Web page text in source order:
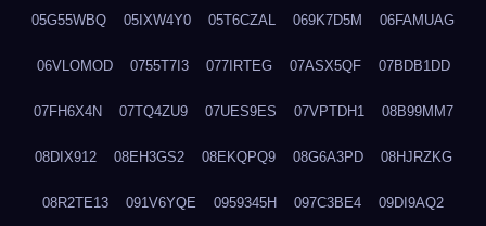
05G55WBQ 05IXW4Y0 05T6CZAL 069K7D5M 06FAMUAG
06VLOMOD 0755T7I3 077IRTEG 07ASX5QF 07BDB1DD
07FH6X4N 07TQ4ZU9 07UES9ES 07VPTDH1 08B99MM7
08DIX912 08EH3GS2 08EKQPQ9 08G6A3PD 08HJRZKG
08R2TE13 091V6YQE 0959345H 097C3BE4 09DI9AQ2